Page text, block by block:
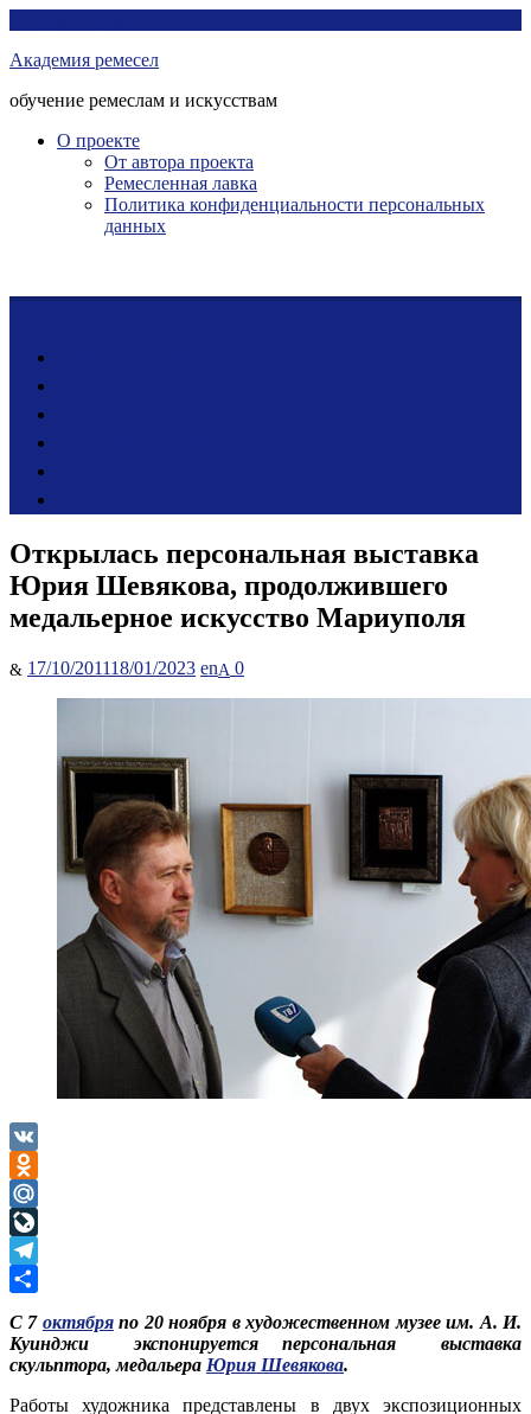
контенту
Академия ремесел
обучение ремеслам и искусствам
О проекте
От автора проекта
Ремесленная лавка
Политика конфиденциальности персональных
данных
Открылась персональная выставка
Юрия Шевякова, продолжившего
медальерное искусство Мариуполя
Posted
17/10/201118/01/2023Author
en 0
VK
Odnoklassniki
Mail.Ru
LiveJournal
Telegram
С 7 октябряпо 20 ноября в художественном музее им. А. И.
Куинджи экспонируется персональная выставка
скульптора, медальера Юрия Шевякова.
Работы художника представлены в двух экспозиционных